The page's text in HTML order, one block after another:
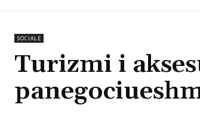
SOCIALE
Turizmi i